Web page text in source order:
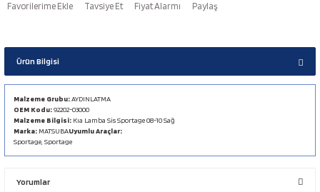
Tavsiye Et Fiyat Alarmı Paylaş
Ürün Bilgisi
Malzeme Grubu:AYDINLATMA
OEM Kodu:92202-03000
Malzeme Bilgisi: Kıa Lamba Sis Sportage 08-10 Sağ
Marka: MATSUBAUyumlu Araçlar:
Sportage, Sportage
Yorumlar